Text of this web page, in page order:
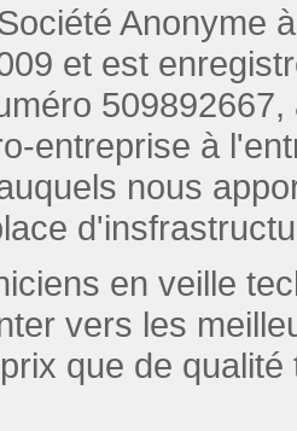
Anonyme
et est
entreprise à
nous
en veille
vers les
que de